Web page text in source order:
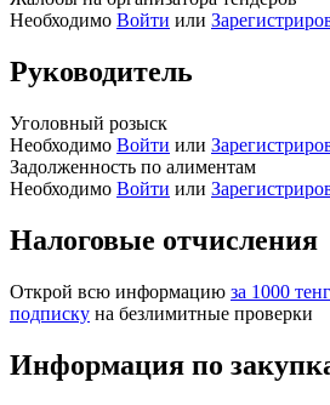
Необходимо Войти или
Руководитель
Уголовный розыск
Необходимо Войти или
Задолженность по алиментам
Необходимо Войти или
Налоговые отчисления
Открой всю информацию за 1000
подписку на безлимитные проверки
Информация по